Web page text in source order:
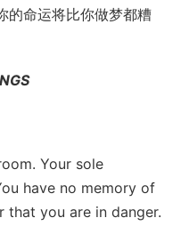
的命运将比你做梦都糟
Your sole
have no memory of
that you are in danger.